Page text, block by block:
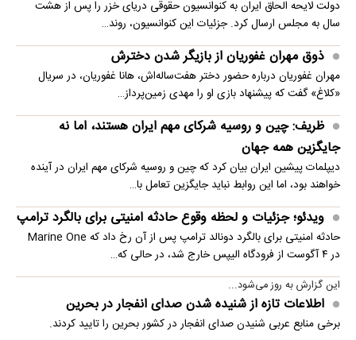
دولت لایحه الحاق ایران به کنوانسیون حقوقی دریای خزر را پس از هشت
سال به مجلس ارسال کرد. جزئیات این کنوانسیون، روند…
ذوق مهران غفوریان از بازیگر شدن دخترش
مهران غفوریان درباره حضور دختر هفت‌ساله‌اش، هانا غفوریان، در سریال
«کلاغ» گفت که پیشنهاد بازی او را مهدی زمین‌پرداز…
ظریف: چین و روسیه شرکای مهم ایران هستند، اما نه
جایگزین همه جهان
دیپلمات پیشین ایران بیان کرد که چین و روسیه شرکای مهم ایران در آینده
خواهند بود، اما این روابط نباید جایگزین تعامل با…
ویدئو؛ جزئیات و لحظه وقوع حادثه امنیتی برای بالگرد ترامپ
حادثه امنیتی برای بالگرد دونالد ترامپ پس از آن رخ داد که Marine One
در ۴ آگوست از فرودگاه الیپس خارج شد، در حالی که…
این گزارش به روز می‌شود...
اطلاعات تازه از شنیده شدن صدای انفجار در بحرین
برخی منابع عربی شنیدن صدای انفجار در کشور بحرین را تایید کردند.